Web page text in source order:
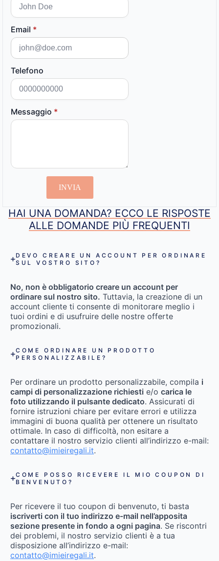
Email *
Telefono
Messaggio *
INVIA
HAI UNA DOMANDA? ECCO LE RISPOSTE
ALLE DOMANDE PIÙ FREQUENTI
DEVO CREARE UN ACCOUNT PER ORDINARE
SUL VOSTRO SITO?
No, non è obbligatorio creare un account per
ordinare sul nostro sito. Tuttavia, la creazione di un
account cliente ti consente di monitorare meglio i
tuoi ordini e di usufruire delle nostre offerte
promozionali.
COME ORDINARE UN PRODOTTO
PERSONALIZZABILE?
Per ordinare un prodotto personalizzabile, compila i
campi di personalizzazione richiesti e/o carica le
foto utilizzando il pulsante dedicato. Assicurati di
fornire istruzioni chiare per evitare errori e utilizza
immagini di buona qualità per ottenere un risultato
ottimale. In caso di difficoltà, non esitare a
contattare il nostro servizio clienti all’indirizzo e-mail:
contatto@imieiregali.it.
COME POSSO RICEVERE IL MIO COUPON DI
BENVENUTO?
Per ricevere il tuo coupon di benvenuto, ti basta
iscriverti con il tuo indirizzo e-mail nell’apposita
sezione presente in fondo a ogni pagina. Se riscontri
dei problemi, il nostro servizio clienti è a tua
disposizione all’indirizzo e-mail:
contatto@imieiregali.it.